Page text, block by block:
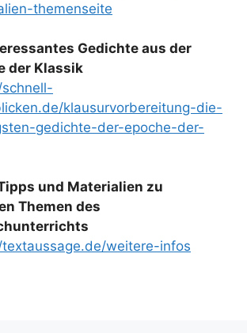
themenseite
Gedichte aus der
der Klassik
klausurvorbereitung-die-
gedichte-der-epoche-der-
und Materialien zu
Themen des
weitere-infos